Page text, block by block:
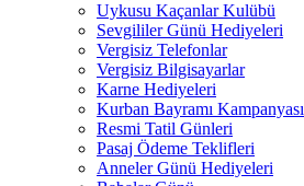
Uykusu Kaçanlar Kulübü
Sevgililer Günü Hediyeleri
Vergisiz Telefonlar
Vergisiz Bilgisayarlar
Karne Hediyeleri
Kurban Bayramı Kampanyası
Resmi Tatil Günleri
Pasaj Ödeme Teklifleri
Anneler Günü Hediyeleri